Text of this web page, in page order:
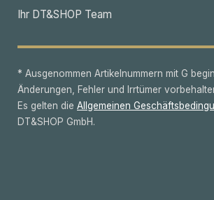
Ihr DT&SHOP Team
* Ausgenommen Artikelnummern mit G
Änderungen, Fehler und Irrtümer
Es gelten die Allgemeinen
DT&SHOP GmbH.